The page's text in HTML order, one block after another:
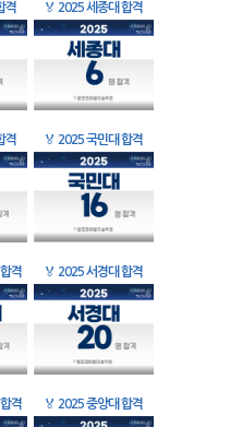
격 🏅 2025 세종대 합격
격 🏅 2025 국민대 합격
격 🏅 2025 서경대 합격
격 🏅 2025 중앙대 합격